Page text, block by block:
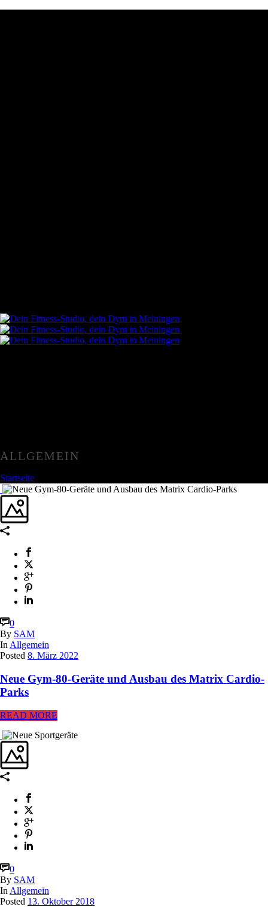
ALLGEMEIN
Startseite
0
By SAM
In Allgemein
Posted 8. März 2022
Neue Gym-80-Geräte und Ausbau des Matrix Cardio-
Parks
READ MORE
0
By SAM
In Allgemein
Posted 13. Oktober 2018